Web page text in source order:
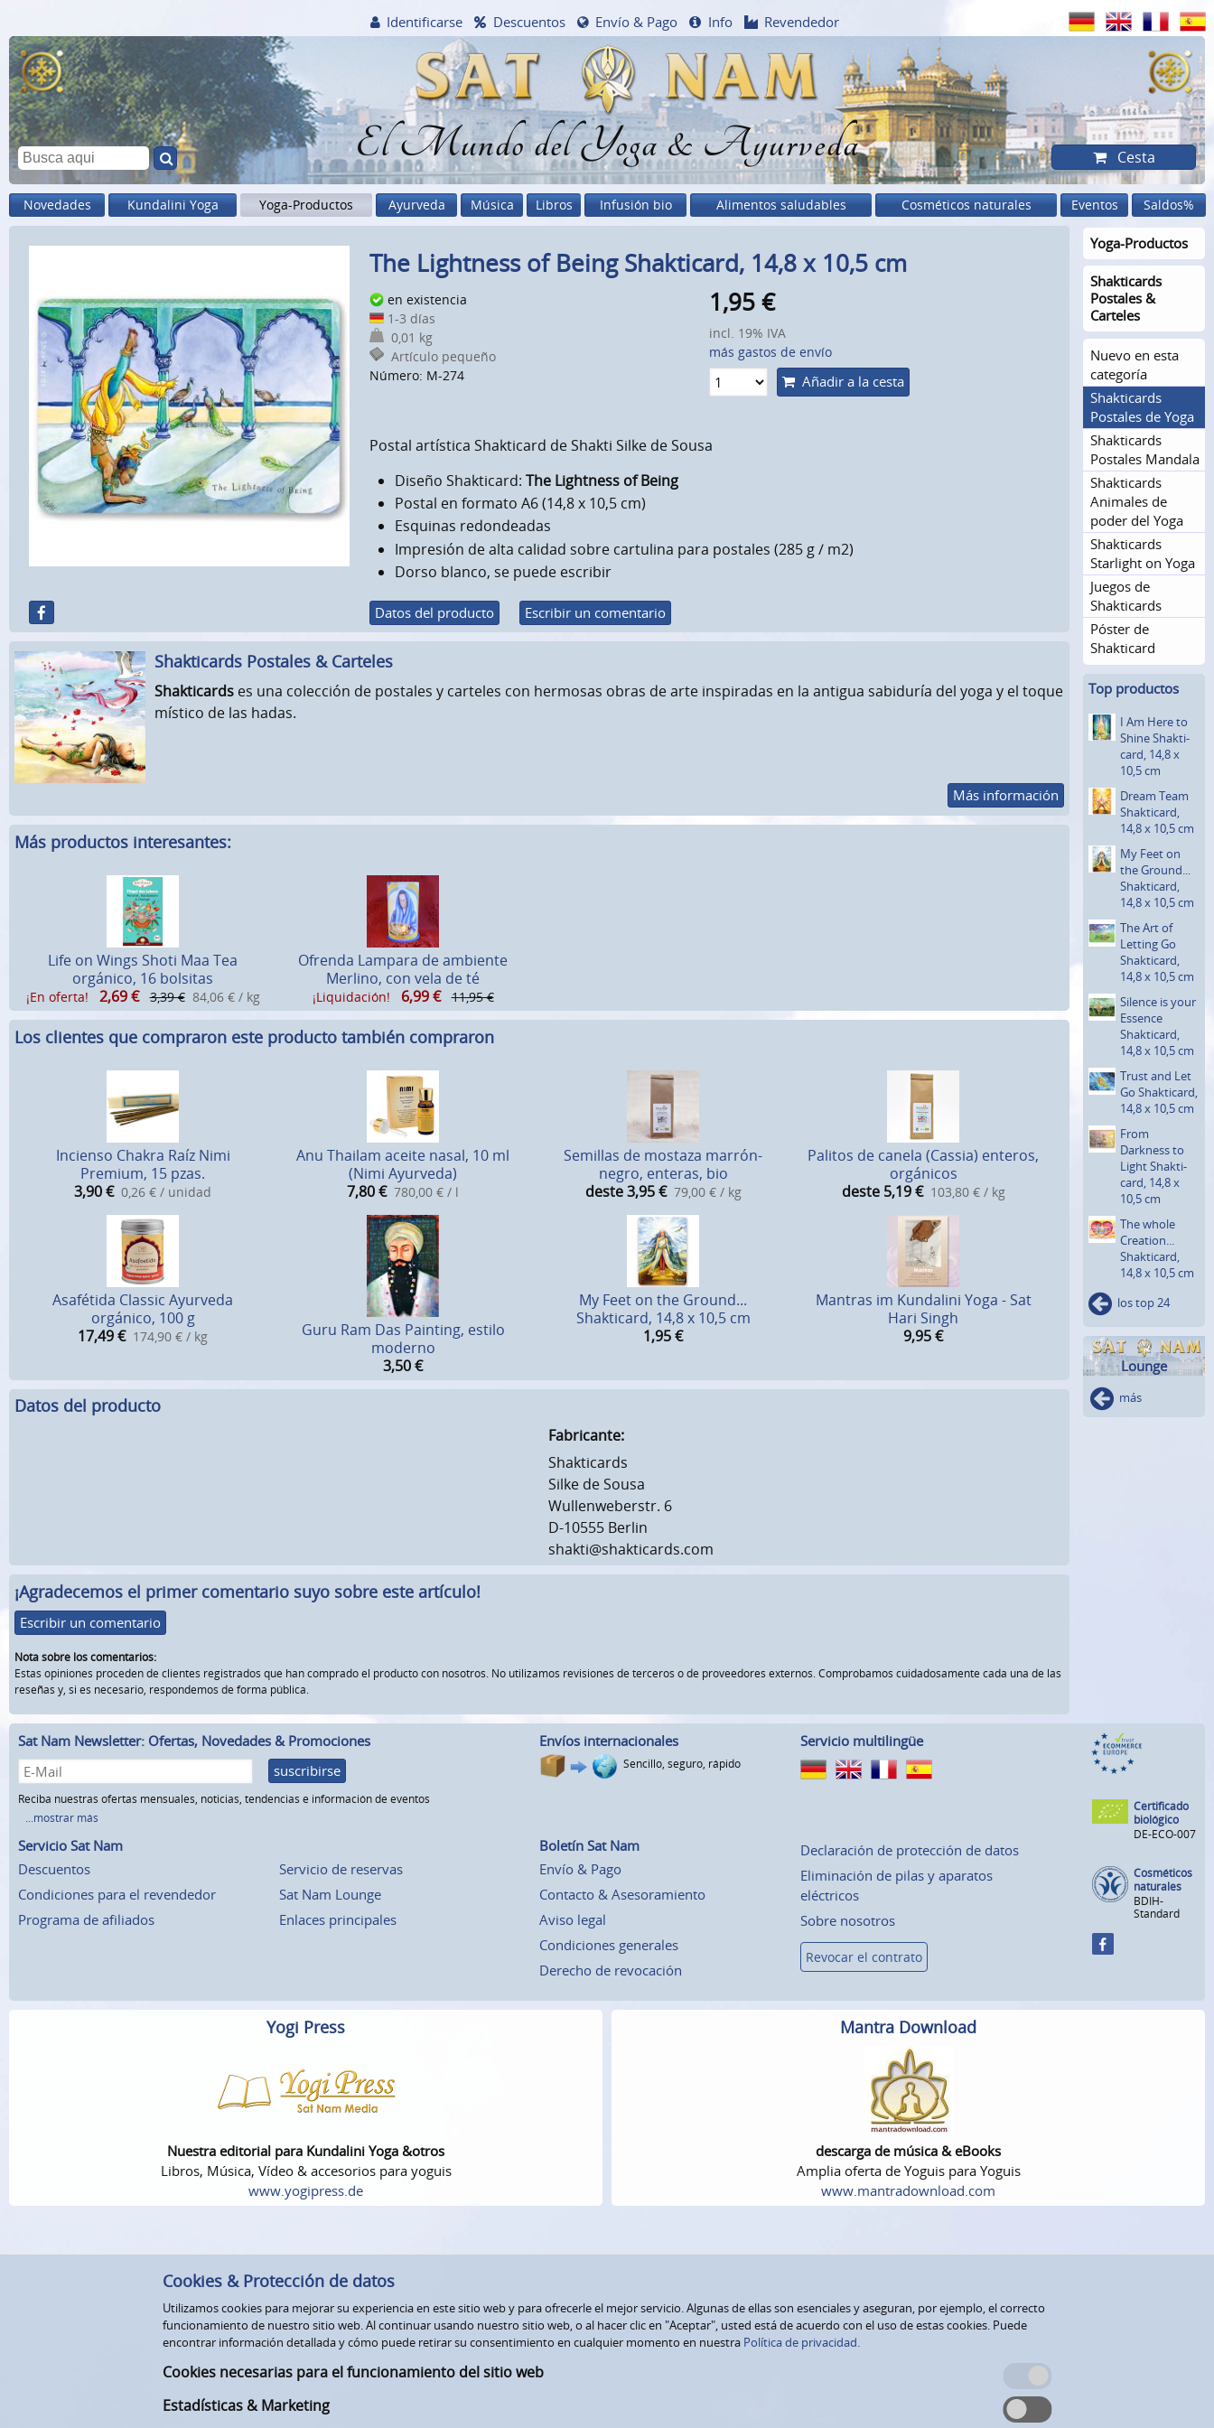
El Mundo del Yoga & Ayurveda
Identificarse Descuentos Envío & Pago Info Revendedor
Cesta
Novedades Kundalini Yoga Yoga-Productos Ayurveda Música Libros Infusión bio Alimentos saludables Cosméticos naturales Eventos Saldos%
The Lightness of Being Shakticard, 14,8 x 10,5 cm
en existencia
1-3 días
0,01 kg
Artículo pequeño
Número: M-274
1,95€
incl. 19% IVA
más gastos de envío
Añadir a la cesta
Postal artística Shakticard de Shakti Silke de Sousa
Diseño Shakticard: The Lightness of Being
Postal en formato A6 (14,8 x 10,5 cm)
Esquinas redondeadas
Impresión de alta calidad sobre cartulina para postales (285 g / m2)
Dorso blanco, se puede escribir
Datos del producto Escribir un comentario
Shakticards Postales & Carteles
Shakticards es una colección de postales y carteles con hermosas obras de arte inspiradas en la antigua sabiduría del yoga y el toque
místico de las hadas.
Más información
Más productos interesantes:
Life on Wings Shoti Maa Tea
orgánico, 16 bolsitas
¡En oferta! 2,69 € 3,39 € 84,06 € / kg
Ofrenda Lampara de ambiente
Merlino, con vela de té
¡Liquidación! 6,99 € 11,95 €
Los clientes que compraron este producto también compraron
Incienso Chakra Raíz Nimi
Premium, 15 pzas.
3,90€ 0,26 € / unidad
Anu Thailam aceite nasal, 10 ml
(Nimi Ayurveda)
7,80€ 780,00 € / l
Semillas de mostaza marrón-
negro, enteras, bio
deste 3,95 € 79,00 € / kg
Palitos de canela (Cassia) enteros,
orgánicos
deste 5,19 € 103,80 € / kg
Asafétida Classic Ayurveda
orgánico, 100 g
17,49€ 174,90 € / kg
Guru Ram Das Painting, estilo
moderno
3,50€
My Feet on the Ground...
Shakticard, 14,8 x 10,5 cm
1,95€
Mantras im Kundalini Yoga - Sat
Hari Singh
9,95€
Datos del producto
Fabricante:
Shakticards
Silke de Sousa
Wullenweberstr. 6
D-10555 Berlin
shakti@shakticards.com
¡Agradecemos el primer comentario suyo sobre este artículo!
Escribir un comentario
Nota sobre los comentarios:
Estas opiniones proceden de clientes registrados que han comprado el producto con nosotros. No utilizamos revisiones de terceros o de proveedores externos. Comprobamos cuidadosamente cada una de las
reseñas y, si es necesario, respondemos de forma pública.
Yoga-Productos
Shakticards
Postales &
Carteles
Nuevo en esta
categoría
Shakticards
Postales de Yoga
Shakticards
Postales Mandala
Shakticards
Animales de
poder del Yoga
Shakticards
Starlight on Yoga
Juegos de
Shakticards
Póster de
Shakticard
Top productos
I Am Here to
Shine Shakti­
card, 14,8 x
10,5 cm
Dream Team
Shakti­card,
14,8 x 10,5 cm
My Feet on
the Ground...
Shakti­card,
14,8 x 10,5 cm
The Art of
Letting Go
Shakti­card,
14,8 x 10,5 cm
Silence is your
Essence
Shakti­card,
14,8 x 10,5 cm
Trust and Let
Go Shakti­card,
14,8 x 10,5 cm
From
Darkness to
Light Shakti­
card, 14,8 x
10,5 cm
The whole
Crea­tion...
Shakti­card,
14,8 x 10,5 cm
los top 24
Lounge
más
Sat Nam Newsletter: Ofertas, Novedades & Promociones
suscribirse
Reciba nuestras ofertas mensuales, noticias, tendencias e información de eventos
...mostrar más
Envíos internacionales
Sencillo, seguro, rápido
Servicio multilingüe
Servicio Sat Nam
Descuentos
Condiciones para el revendedor
Programa de afiliados
Servicio de reservas
Sat Nam Lounge
Enlaces principales
Boletín Sat Nam
Envío & Pago
Contacto & Asesoramiento
Aviso legal
Condiciones generales
Derecho de revocación
Declaración de protección de datos
Eliminación de pilas y aparatos
eléctricos
Sobre nosotros
Revocar el contrato
Certificado
biológico
DE-ECO-007
Cosméticos
naturales
BDIH-
Standard
Yogi Press
Nuestra editorial para Kundalini Yoga &otros
Libros, Música, Vídeo & accesorios para yoguis
www.yogipress.de
Mantra Download
descarga de música & eBooks
Amplia oferta de Yoguis para Yoguis
www.mantradownload.com
Cookies & Protección de datos
Utilizamos cookies para mejorar su experiencia en este sitio web y para ofrecerle el mejor servicio. Algunas de ellas son esenciales y aseguran, por ejemplo, el correcto
funcionamiento de nuestro sitio web. Al continuar usando nuestro sitio web, o al hacer clic en "Aceptar", usted está de acuerdo con el uso de estas cookies. Puede
encontrar información detallada y cómo puede retirar su consentimiento en cualquier momento en nuestra Política de privacidad.
Cookies necesarias para el funcionamiento del sitio web
Estadísticas & Marketing